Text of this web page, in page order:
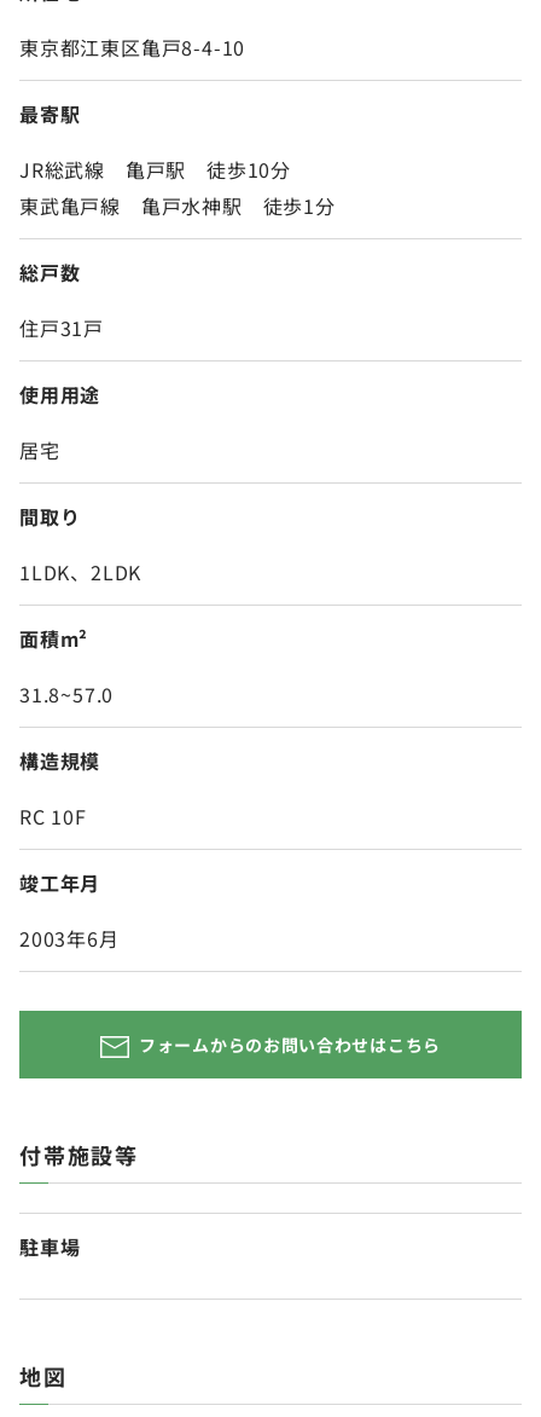
東京都江東区亀戸8-4-10
最寄駅
JR総武線 亀戸駅 徒歩10分
東武亀戸線 亀戸水神駅 徒歩1分
総戸数
住戸31戸
使用用途
居宅
間取り
1LDK、2LDK
面積m²
31.8~57.0
構造規模
RC 10F
竣工年月
2003年6月
フォームからのお問い合わせはこちら
付帯施設等
駐車場
地図